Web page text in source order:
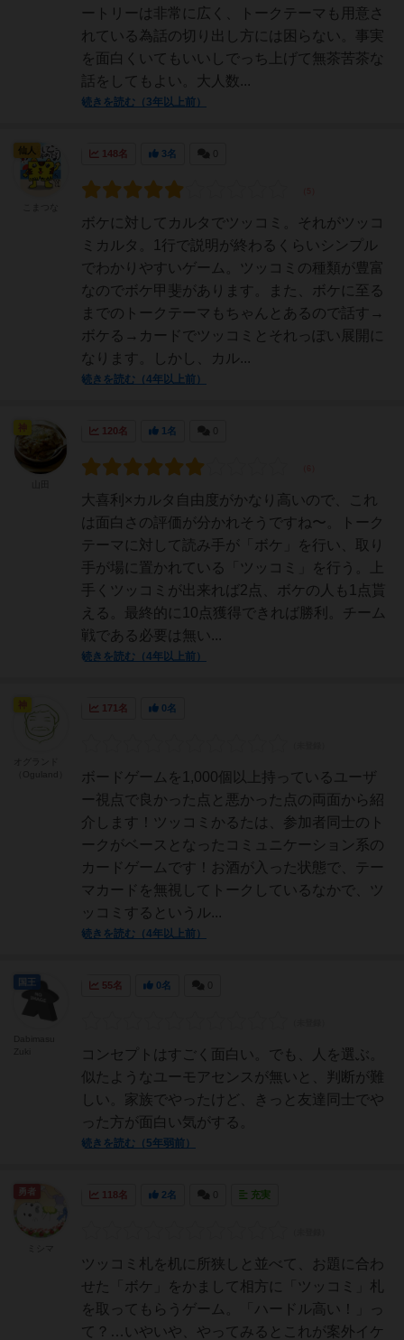
ートリーは非常に広く、トークテーマも用意さ
れている為話の切り出し方には困らない。事実
を面白くいてもいいしでっち上げて無茶苦茶な
話をしてもよい。大人数...
続きを読む（3年以上前）
148名 3名
ボケに対してカルタでツッコミ。それがツッコ
ミカルタ。1行で説明が終わるくらいシンプル
でわかりやすいゲーム。ツッコミの種類が豊富
なのでボケ甲斐があります。また、ボケに至る
までのトークテーマもちゃんとあるので話す→
ボケる→カードでツッコミとそれっぽい展開に
なります。しかし、カル...
続きを読む（4年以上前）
仙人
120名 1名
大喜利×カルタ自由度がかなり高いので、これ
は面白さの評価が分かれそうですね〜。トーク
テーマに対して読み手が「ボケ」を行い、取り
手が場に置かれている「ツッコミ」を行う。上
手くツッコミが出来れば2点、ボケの人も1点貰
える。最終的に10点獲得できれば勝利。チーム
戦である必要は無い...
続きを読む（4年以上前）
171名 0名
ボードゲームを1,000個以上持っているユーザ
ー視点で良かった点と悪かった点の両面から紹
介します！ツッコミかるたは、参加者同士のト
ークがベースとなったコミュニケーション系の
カードゲームです！お酒が入った状態で、テー
マカードを無視してトークしているなかで、ツ
ッコミするというル...
続きを読む（4年以上前）
55名 0名
コンセプトはすごく面白い。でも、人を選ぶ。
似たようなユーモアセンスが無いと、判断が難
しい。家族でやったけど、きっと友達同士でや
った方が面白い気がする。
続きを読む（5年弱前）
国王
118名 2名 充実
ツッコミ札を机に所狭しと並べて、お題に合わ
せた「ボケ」をかまして相方に「ツッコミ」札
を取ってもらうゲーム。「ハードル高い！」っ
て？…いやいや、やってみるとこれが案外イケ
勇者